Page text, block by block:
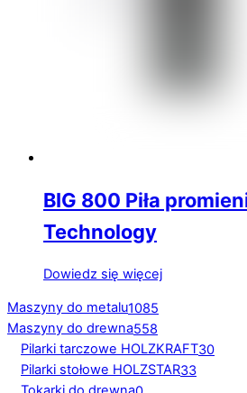
BIG 800 Piła
Technology
Dowiedz się więcej
Maszyny do metalu1085
Maszyny do drewna558
Pilarki tarczowe HOLZKRAFT30
Pilarki stołowe HOLZSTAR33